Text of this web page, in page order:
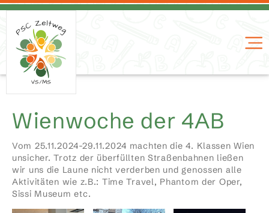
Wienwoche der 4AB
Vom 25.11.2024-29.11.2024 machten die 4. Klassen Wien
unsicher. Trotz der überfüllten Straßenbahnen ließen
wir uns die Laune nicht verderben und genossen alle
Aktivitäten wie z.B.: Time Travel, Phantom der Oper,
Sissi Museum etc.